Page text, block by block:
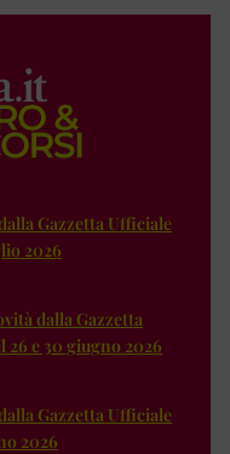
Gazzetta Ufficiale
2026
dalla Gazzetta
e 30 giugno 2026
Gazzetta Ufficiale
2026